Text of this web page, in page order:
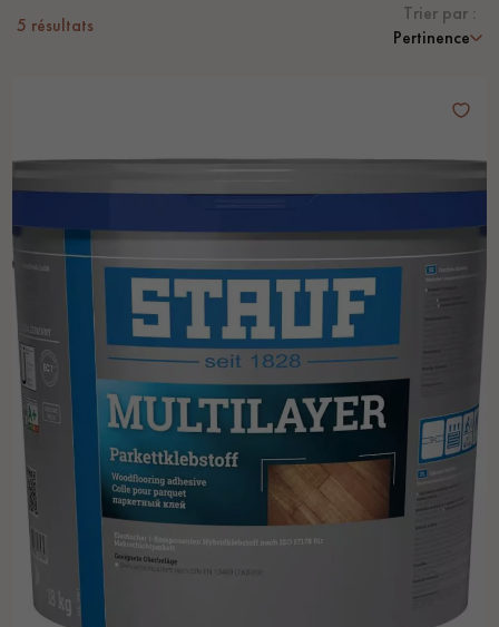
0805 82 82 82
VOUS AVEZ UN PROJET ?
Nos experts sont à votre disposition pour vous guider pas à
pas dans le choix et la pose de votre parquet.
Un expert Décoplus Parquets vous appelle
5 résultats
Trier par :
Pertinence